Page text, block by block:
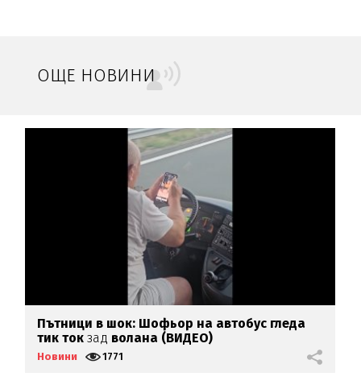
ОЩЕ НОВИНИ
Пътници в шок: Шофьор на автобус гледа
тик ток зад волана (ВИДЕО)
Новини 1771